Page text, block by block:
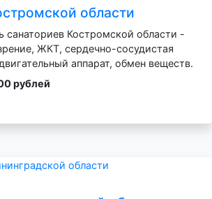
области
санаториев Костромской области -
ЖКТ, сердечно-сосудистая
аппарат, обмен веществ.
рублей